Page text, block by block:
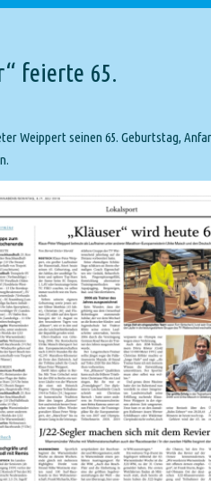
feierte 65.
Weippert seinen 65. Geburtstag,